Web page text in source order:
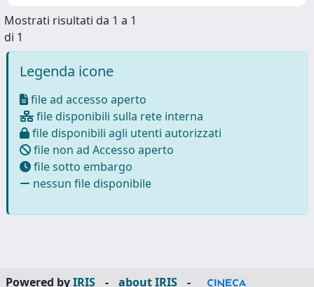
Mostrati risultati da 1 a 1
di 1
Legenda icone
file ad accesso aperto
file disponibili sulla rete interna
file disponibili agli utenti autorizzati
file non ad Accesso aperto
file sotto embargo
nessun file disponibile
Powered byIRIS - about IRIS -